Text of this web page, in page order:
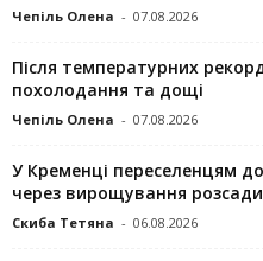
Чепіль Олена - 07.08.2026
Після температурних
похолодання та дощі
Чепіль Олена - 07.08.2026
У Кременці переселенцям
через вирощування розсади
Скиба Тетяна - 06.08.2026